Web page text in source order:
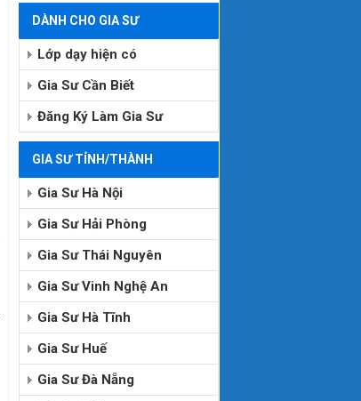
DÀNH CHO GIA SƯ
Lớp dạy hiện có
Gia Sư Cần Biết
Đăng Ký Làm Gia Sư
GIA SƯ TỈNH/THÀNH
Gia Sư Hà Nội
Gia Sư Hải Phòng
Gia Sư Thái Nguyên
Gia Sư Vinh Nghệ An
Gia Sư Hà Tĩnh
Gia Sư Huế
Gia Sư Đà Nẵng